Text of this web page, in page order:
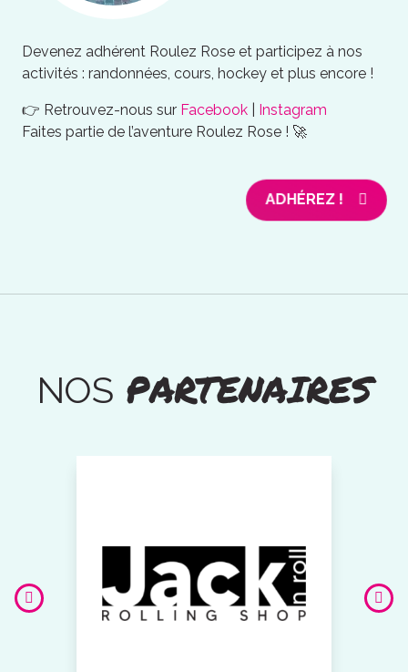
Devenez adhérent Roulez Rose et participez à nos
activités : randonnées, cours, hockey et plus encore !
👉 Retrouvez-nous sur Facebook
Instagram
Faites partie de l’aventure Roulez Rose ! 🚀
ADHÉREZ !
NOSPARTENAIRES